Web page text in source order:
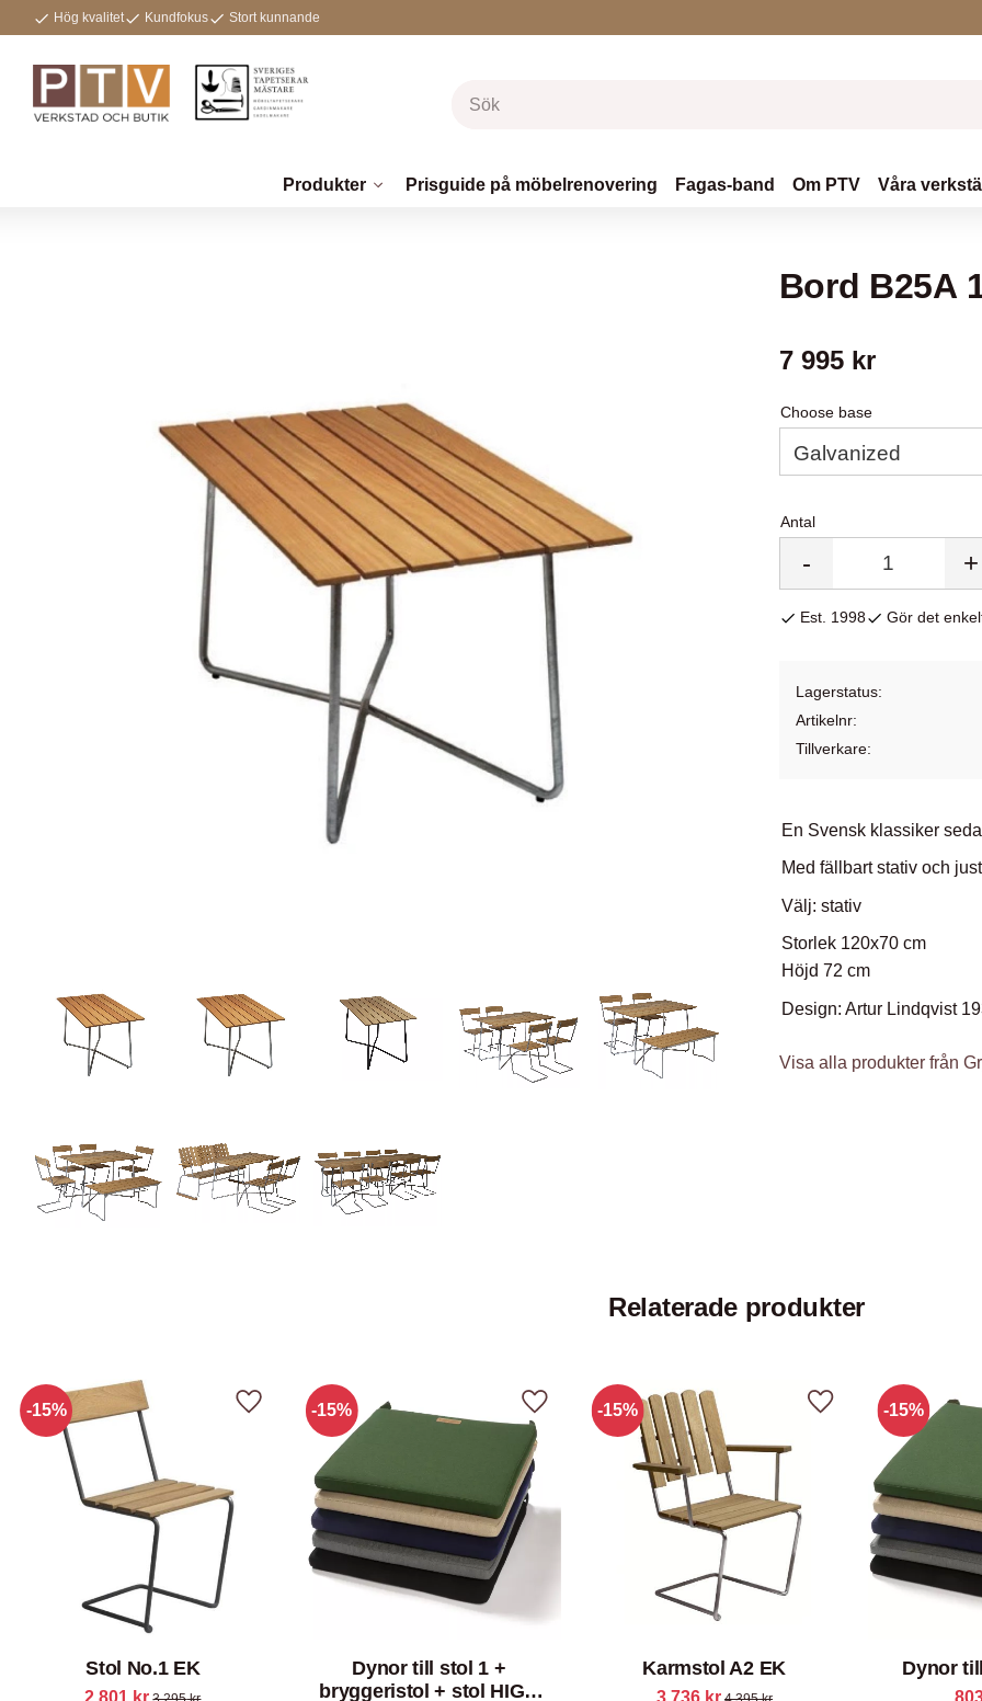
Hög kvalitet Kundfokus Stort kunnande
Produkter Prisguide på möbelrenovering Fagas-band Om PTV Våra
Bord B25A
7 995kr
Choose base
Antal
+
-
Est. 1998 Gör det
Lagerstatus
Artikelnr
Tillverkare
En Svensk klassiker
Med fällbart stativ och
Välj: stativ
Storlek 120x70 cm
Höjd 72 cm
Design: Artur Lindqvist
Visa alla produkter från
Relaterade produkter
Stol No.1 EK
15% Lägg till i favoriter
Dynor till stol 1 +
bryggeristol + stol HIGH
15% Lägg till i favoriter
Karmstol A2 EK
15% Lägg till i favoriter
Dynor
15%